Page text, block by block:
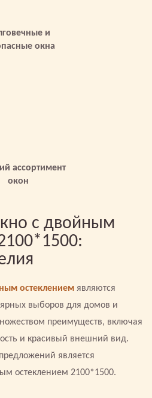
и
окна
ассортимент
окон
с двойным
остеклением являются
выборов для домов и
преимуществ, включая
и красивый внешний вид.
является
остеклением 2100*1500.